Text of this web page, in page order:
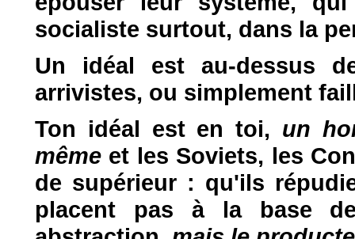
socialiste surtout, dans la
Un idéal est au-dessus
arrivistes, ou simplement
Ton idéal est en toi, un
même et les Soviets, les
de supérieur : qu'ils
placent pas à la base